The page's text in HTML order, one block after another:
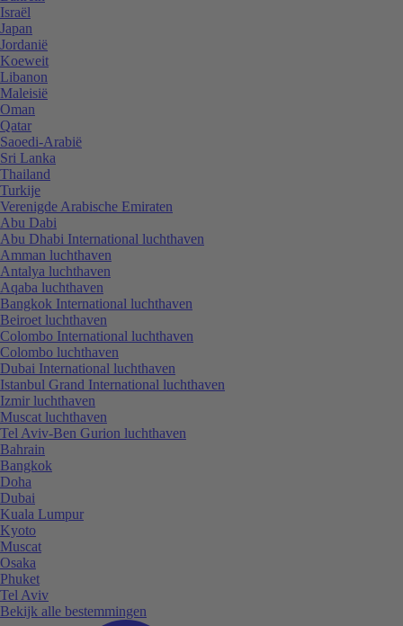
Israël
Japan
Jordanië
Koeweit
Libanon
Maleisië
Oman
Qatar
Saoedi-Arabië
Sri Lanka
Thailand
Turkije
Verenigde Arabische Emiraten
Abu Dabi
Abu Dhabi International luchthaven
Amman luchthaven
Antalya luchthaven
Aqaba luchthaven
Bangkok International luchthaven
Beiroet luchthaven
Colombo International luchthaven
Colombo luchthaven
Dubai International luchthaven
Istanbul Grand International luchthaven
Izmir luchthaven
Muscat luchthaven
Tel Aviv-Ben Gurion luchthaven
Bahrain
Bangkok
Doha
Dubai
Kuala Lumpur
Kyoto
Muscat
Osaka
Phuket
Tel Aviv
Bekijk alle bestemmingen